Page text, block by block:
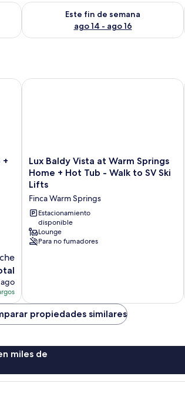
ago 10 - ago 11
Este fin de semana
ago 14 - ago 16
Consulta la disponibilidad para este fin
+
to Ski Slopes!
Lux
Baldy
Vista
at
Warm
Springs
Home
+
Hot
Ski
Lifts
Springs
Lux Baldy Vista at Warm Springs
Home + Hot Tub - Walk to SV Ski
Lifts
Finca Warm Springs
Estacionamiento
disponible
Lounge
Para no fumadores
Lux Baldy Vista at Warm Springs
propiedades similares
miles de